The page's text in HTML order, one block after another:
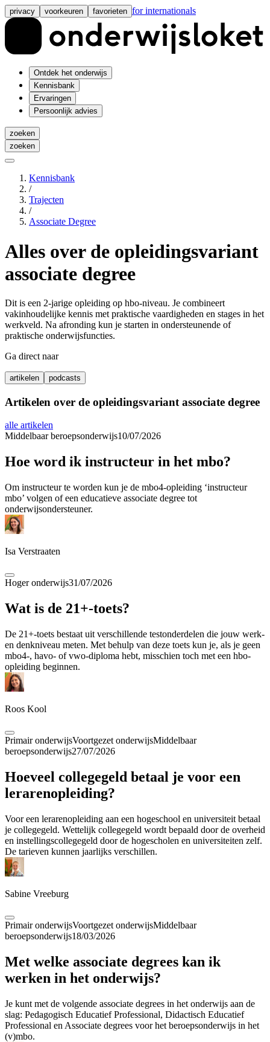
privacy voorkeuren favorieten for internationals
Ontdek het onderwijs
Kennisbank
Ervaringen
Persoonlijk advies
zoeken
zoeken
Kennisbank
/
Trajecten
/
Associate Degree
Alles over de opleidingsvariant
associate degree
Dit is een 2-jarige opleiding op hbo-niveau. Je combineert
vakinhoudelijke kennis met praktische vaardigheden en stages in het
werkveld. Na afronding kun je starten in ondersteunende of
praktische onderwijsfuncties.
Ga direct naar
artikelen podcasts
Artikelen over de opleidingsvariant associate degree
alle artikelen
Middelbaar beroepsonderwijs10/07/2026
Hoe word ik instructeur in het mbo?
Om instructeur te worden kun je de mbo4-opleiding ‘instructeur
mbo’ volgen of een educatieve associate degree tot
onderwijsondersteuner.
Isa Verstraaten
Hoger onderwijs31/07/2026
Wat is de 21+-toets?
De 21+-toets bestaat uit verschillende testonderdelen die jouw werk-
en denkniveau meten. Met behulp van deze toets kun je, als je geen
mbo4-, havo- of vwo-diploma hebt, misschien toch met een hbo-
opleiding beginnen.
Roos Kool
Primair onderwijsVoortgezet onderwijsMiddelbaar
beroepsonderwijs27/07/2026
Hoeveel collegegeld betaal je voor een
lerarenopleiding?
Voor een lerarenopleiding aan een hogeschool en universiteit betaal
je collegegeld. Wettelijk collegegeld wordt bepaald door de overheid
en instellingscollegegeld door de hogescholen en universiteiten zelf.
De tarieven kunnen jaarlijks verschillen.
Sabine Vreeburg
Primair onderwijsVoortgezet onderwijsMiddelbaar
beroepsonderwijs18/03/2026
Met welke associate degrees kan ik
werken in het onderwijs?
Je kunt met de volgende associate degrees in het onderwijs aan de
slag: Pedagogisch Educatief Professional, Didactisch Educatief
Professional en Associate degrees voor het beroepsonderwijs in het
(v)mbo.